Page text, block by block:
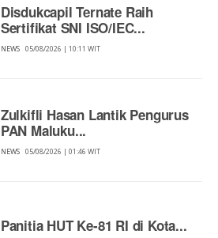
Disdukcapil Ternate Raih
Sertifikat SNI ISO/IEC...
NEWS 05/08/2026 | 10:11 WIT
Zulkifli Hasan Lantik Pengurus
PAN Maluku...
NEWS 05/08/2026 | 01:46 WIT
Panitia HUT Ke-81 RI di Kota...